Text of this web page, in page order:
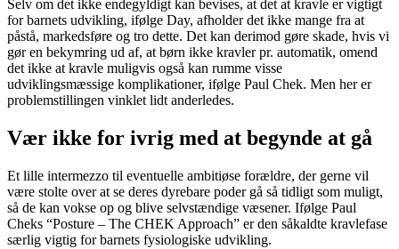
Selv om det ikke endegyldigt kan bevises, at det at kravle er vigtigt
for barnets udvikling, ifølge Day, afholder det ikke mange fra at
påstå, markedsføre og tro dette. Det kan derimod gøre skade, hvis vi
gør en bekymring ud af, at børn ikke kravler pr. automatik, omend
det ikke at kravle muligvis også kan rumme visse
udviklingsmæssige komplikationer, ifølge Paul Chek. Men her er
problemstillingen vinklet lidt anderledes.
Vær ikke for ivrig med at begynde at gå
Et lille intermezzo til eventuelle ambitiøse forældre, der gerne vil
være stolte over at se deres dyrebare poder gå så tidligt som muligt,
så de kan vokse op og blive selvstændige væsener. Ifølge Paul
Cheks “Posture – The CHEK Approach” er den såkaldte kravlefase
særlig vigtig for barnets fysiologiske udvikling.